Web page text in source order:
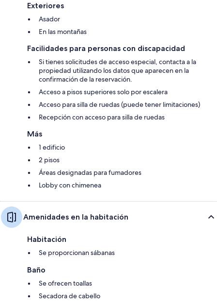
Exteriores
Asador
En las montañas
Facilidades para personas con discapacidad
Si tienes solicitudes de acceso especial, contacta a la
propiedad utilizando los datos que aparecen en la
confirmación de la reservación.
Acceso a pisos superiores solo por escalera
Acceso para silla de ruedas (puede tener limitaciones)
Recepción con acceso para silla de ruedas
Más
1 edificio
2 pisos
Áreas designadas para fumadores
Lobby con chimenea
Amenidades en la habitación
Habitación
Se proporcionan sábanas
Baño
Se ofrecen toallas
Secadora de cabello